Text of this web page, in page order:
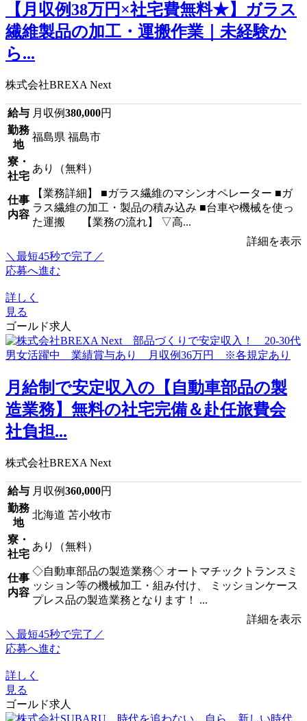
【月収例38万円×社宅費無料★】ガラス
繊維製品の加工・運搬作業｜未経験か
ら...
株式会社BREXA Next
給与 月収例380,000円
勤務
地
福島県 福島市
寮・
社宅
あり（無料）
仕事
内容
【業務詳細】 ■ガラス繊維のマシンオペレーター ■ガ
ラス繊維の加工・製品の積み込み ■台車や機械を使っ
た運搬 【業務の流れ】 ▽高...
詳細を表示
＼最短45秒で完了／
応募へ進む
詳しく
見る
ゴールド求人
月給制で安定収入の【自動車部品の製
造業務】無料の社宅完備＆赴任旅費会
社負担...
株式会社BREXA Next
給与 月収例360,000円
勤務
地
北海道 苫小牧市
寮・
社宅
あり（無料）
仕事
内容
◇自動車部品の製造業務◇ オートマチックトランスミ
ッション等の機械加工・組み付け、 ミッションケース
プレス品の製造業務となります！ ...
詳細を表示
＼最短45秒で完了／
応募へ進む
詳しく
見る
ゴールド求人